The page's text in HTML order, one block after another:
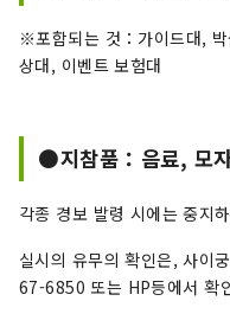
※포함되는 것：가이드대,
상대, 이벤트 보험대
●지참품：음료, 모
각종 경보 발령 시에는 중지
실시의 유무의 확인은, 사이
67-6850 또는 HP등에서 확